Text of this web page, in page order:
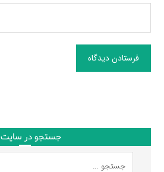
فرستادن دیدگاه
جستجو در سایت